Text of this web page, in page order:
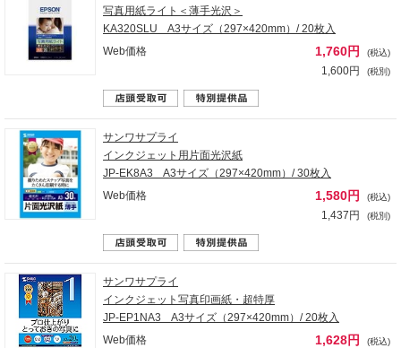
写真用紙ライト＜薄手光沢＞
KA320SLU A3サイズ（297×420mm）/ 20枚入
Web価格
1,760円 (税込)
1,600円 (税別)
サンワサプライ
インクジェット用片面光沢紙
JP-EK8A3 A3サイズ（297×420mm）/ 30枚入
Web価格
1,580円 (税込)
1,437円 (税別)
サンワサプライ
インクジェット写真印画紙・超特厚
JP-EP1NA3 A3サイズ（297×420mm）/ 20枚入
Web価格
1,628円 (税込)